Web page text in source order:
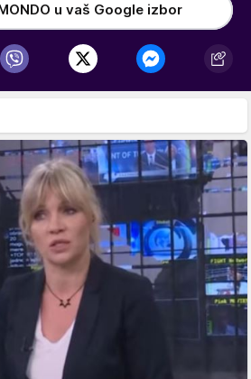
u vaš Google izbor